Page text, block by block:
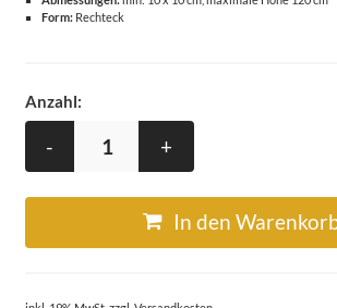
Form:Rechteck
Anzahl:
- +
In den